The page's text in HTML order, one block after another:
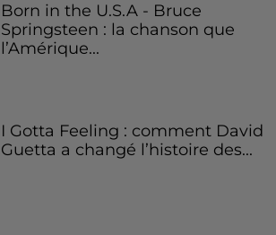
Born in the U.S.A - Bruce
Springsteen : la chanson que
l’Amérique...
I Gotta Feeling : comment David
Guetta a changé l’histoire des...